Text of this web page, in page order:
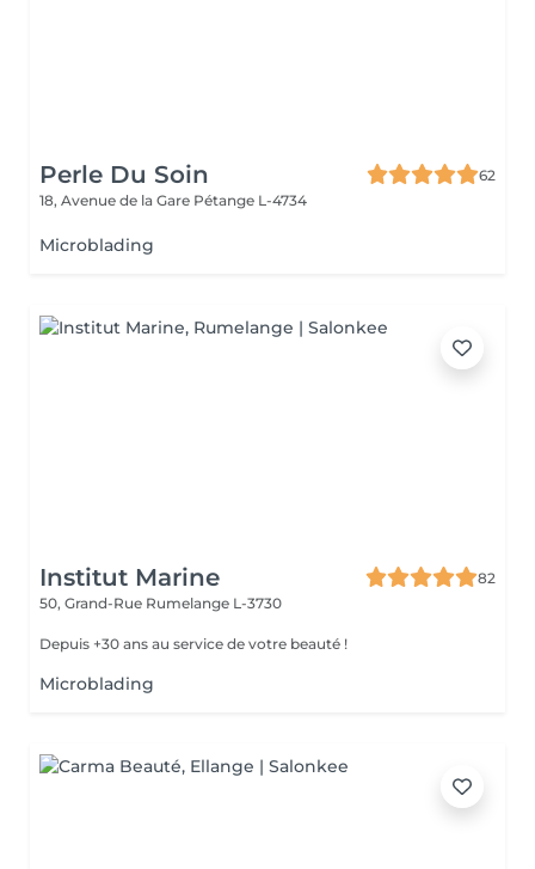
Perle Du Soin
62
18, Avenue de la Gare Pétange L-4734
Microblading
Institut Marine
82
50, Grand-Rue Rumelange L-3730
Depuis +30 ans au service de votre beauté !
Microblading